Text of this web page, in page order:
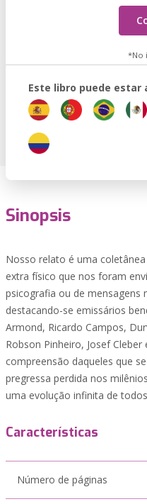
*No
Este libro puede estar
Sinopsis
Nosso relato é uma
extra físico que nos foram
psicografia ou de mensagens
destacando-se emissários
Armond, Ricardo Campos,
Robson Pinheiro, Josef
compreensão daqueles que
pregressa perdida nos
uma evolução infinita de
Características
Número de páginas